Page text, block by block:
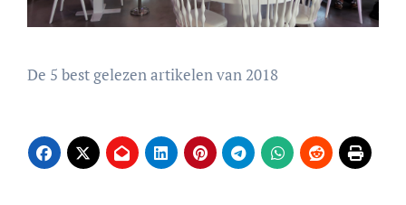
De 5 best gelezen artikelen van 2018